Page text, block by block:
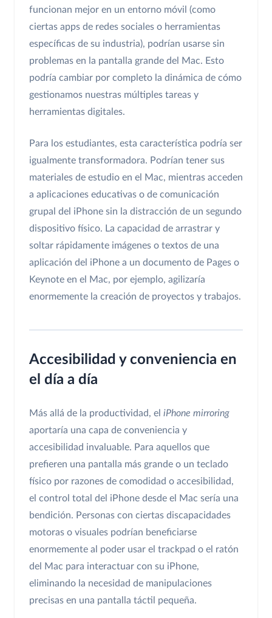
funcionan mejor en un entorno móvil (como
ciertas apps de redes sociales o herramientas
específicas de su industria), podrían usarse sin
problemas en la pantalla grande del Mac. Esto
podría cambiar por completo la dinámica de cómo
gestionamos nuestras múltiples tareas y
herramientas digitales.
Para los estudiantes, esta característica podría ser
igualmente transformadora. Podrían tener sus
materiales de estudio en el Mac, mientras acceden
a aplicaciones educativas o de comunicación
grupal del iPhone sin la distracción de un segundo
dispositivo físico. La capacidad de arrastrar y
soltar rápidamente imágenes o textos de una
aplicación del iPhone a un documento de Pages o
Keynote en el Mac, por ejemplo, agilizaría
enormemente la creación de proyectos y trabajos.
Accesibilidad y conveniencia en
el día a día
Más allá de la productividad, el iPhone mirroring
aportaría una capa de conveniencia y
accesibilidad invaluable. Para aquellos que
prefieren una pantalla más grande o un teclado
físico por razones de comodidad o accesibilidad,
el control total del iPhone desde el Mac sería una
bendición. Personas con ciertas discapacidades
motoras o visuales podrían beneficiarse
enormemente al poder usar el trackpad o el ratón
del Mac para interactuar con su iPhone,
eliminando la necesidad de manipulaciones
precisas en una pantalla táctil pequeña.